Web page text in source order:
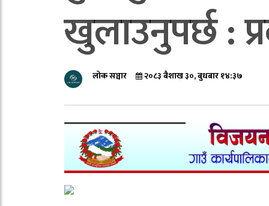
खुलाउनुपर्छ :
लोक सञ्चार २०८३ बैशाख ३०, बुधबार १४:३७